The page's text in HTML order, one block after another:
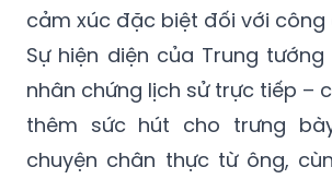
cảm xúc đặc biệt đối với công
Sự hiện diện của Trung tướng
nhân chứng lịch sử trực tiếp –
thêm sức hút cho trưng
chuyện chân thực từ ông,